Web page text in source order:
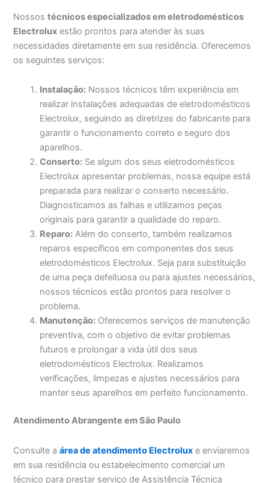
Nossostécnicos especializados em eletrodomésticos
Electrolux estão prontos para atender às suas
necessidades diretamente em sua residência. Oferecemos
os seguintes serviços:
Instalação: Nossos técnicos têm experiência em
realizar instalações adequadas de eletrodomésticos
Electrolux, seguindo as diretrizes do fabricante para
garantir o funcionamento correto e seguro dos
aparelhos.
Conserto: Se algum dos seus eletrodomésticos
Electrolux apresentar problemas, nossa equipe está
preparada para realizar o conserto necessário.
Diagnosticamos as falhas e utilizamos peças
originais para garantir a qualidade do reparo.
Reparo: Além do conserto, também realizamos
reparos específicos em componentes dos seus
eletrodomésticos Electrolux. Seja para substituição
de uma peça defeituosa ou para ajustes necessários,
nossos técnicos estão prontos para resolver o
problema.
Manutenção: Oferecemos serviços de manutenção
preventiva, com o objetivo de evitar problemas
futuros e prolongar a vida útil dos seus
eletrodomésticos Electrolux. Realizamos
verificações, limpezas e ajustes necessários para
manter seus aparelhos em perfeito funcionamento.
Atendimento Abrangente em São Paulo
Consulte aárea de atendimento Electrolux e enviaremos
em sua residência ou estabelecimento comercial um
técnico para prestar serviço de Assistência Técnica